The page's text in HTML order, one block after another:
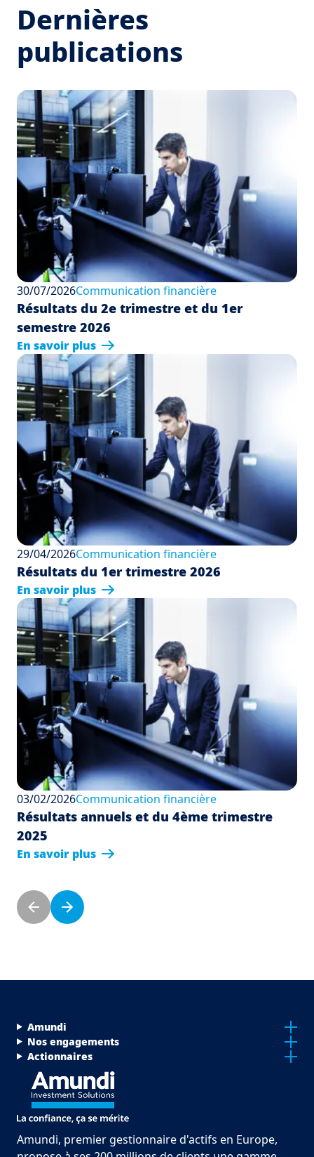
Dernières
publications
30/07/2026Communication financière
Résultats du 2e trimestre et du 1er
semestre 2026
En savoir plus
29/04/2026Communication financière
Résultats du 1er trimestre 2026
En savoir plus
03/02/2026Communication financière
Résultats annuels et du 4ème trimestre
2025
En savoir plus
Pagination
Previous page
Next page
Menu Footer Top
Amundi
Nos engagements
Actionnaires
Amundi, premier gestionnaire d'actifs en Europe,